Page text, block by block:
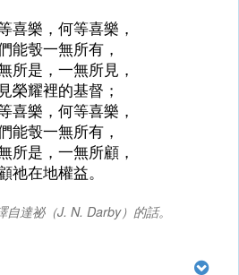
喜樂，何等喜樂，
能彀一無所有，
所是，一無所見，
榮耀裡的基督；
喜樂，何等喜樂，
能彀一無所有，
所是，一無所顧，
祂在地權益。
達祕（J. N. Darby）的話。